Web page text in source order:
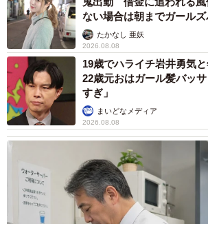
ない場合は朝までガール
ストに取材】
たかなし 亜妖
2026.08.08
19歳でハライチ岩井勇気と
22歳元おはガール髪バッ
すぎ」
まいどなメディア
2026.08.08